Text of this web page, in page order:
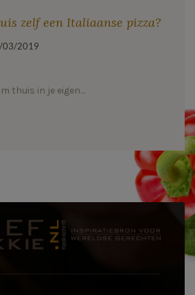
zelf een Italiaanse pizza?
03/2019
thuis in je eigen…